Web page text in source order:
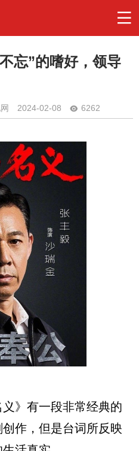
忘”的嗜好，领导
2024-02-08 6262
》有一段非常经典的
作，但是台词所反映